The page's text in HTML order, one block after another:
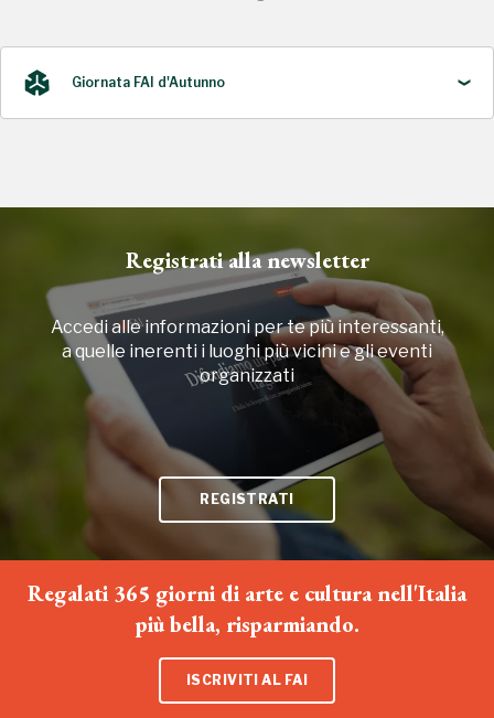
Giornata FAI d'Autunno
Registrati alla newsletter
Accedi alle informazioni per te più interessanti,
a quelle inerenti i luoghi più vicini e gli eventi
organizzati
REGISTRATI
Regalati 365 giorni di arte e cultura nell'Italia
più bella, risparmiando.
ISCRIVITI AL FAI